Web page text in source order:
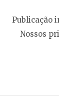
Publicação
Nossos